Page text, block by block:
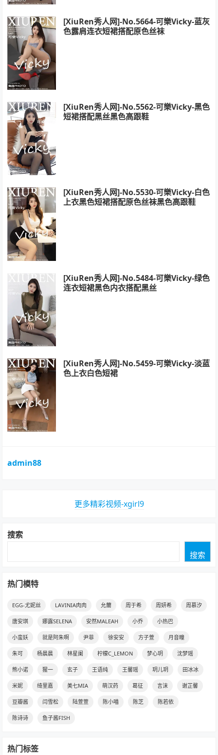
[XiuRen秀人网]-No.5664-可樂Vicky-蓝灰
色露肩连衣短裙搭配原色丝袜
[XiuRen秀人网]-No.5562-可樂Vicky-黑色
短裙搭配黑丝黑色高跟鞋
[XiuRen秀人网]-No.5530-可樂Vicky-白色
上衣黑色短裙搭配原色丝袜黑色高跟鞋
[XiuRen秀人网]-No.5484-可樂Vicky-绿色
连衣短裙黑色内衣搭配黑丝
[XiuRen秀人网]-No.5459-可樂Vicky-淡蓝
色上衣白色短裙
admin88
更多精彩视频-xgirl9
搜索
搜索
热门模特
EGG-尤妮丝 LAVINIA肉肉 允薾 周于希 周妍希 周慕汐
唐安琪 娜露SELENA 安然MALEAH 小乔 小热巴
小蛮妖 就是阿朱啊 尹菲 徐安安 方子萱 月音瞳
朱可 杨晨晨 林星阑 柠檬C_LEMON 梦心玥 沈梦瑶
熊小诺 猩一 玄子 王语纯 王馨瑶 玥儿玥 田冰冰
米妮 绮里嘉 美七MIA 萌汉药 葛征 言沫 谢芷馨
豆瓣酱 闫雪松 陆萱萱 陈小喵 陈芝 陈若依
陈诗诗 鱼子酱FISH
热门标签